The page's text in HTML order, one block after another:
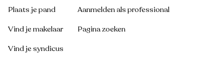
Plaats je pand
Vind je makelaar
Vind je syndicus
Aanmelden als professional
Pagina zoeken